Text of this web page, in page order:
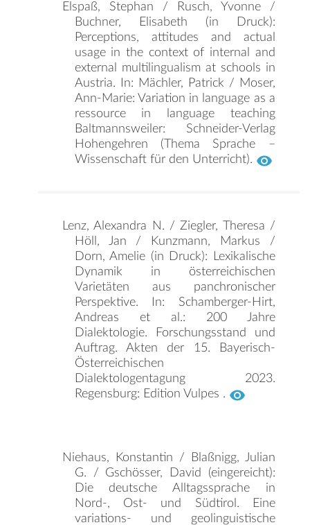
Elspaß, Stephan / Rusch, Yvonne /
Buchner, Elisabeth (in Druck):
Perceptions, attitudes and actual
usage in the context of internal and
external multilingualism at schools in
Austria. In: Mächler, Patrick / Moser,
Ann-Marie: Variation in language as a
ressource in language teaching
Baltmannsweiler: Schneider-Verlag
Hohengehren (Thema Sprache –
Wissenschaft für den Unterricht).
Niehaus, Konstantin / Blaßnigg, Julian
G. / Gschösser, David (eingereicht):
Die deutsche Alltagssprache in
Nord-, Ost- und Südtirol. Eine
variations- und geolinguistische
Lenz, Alexandra N. / Ziegler, Theresa /
Höll, Jan / Kunzmann, Markus /
Dorn, Amelie (in Druck): Lexikalische
Dynamik in österreichischen
Varietäten aus panchronischer
Perspektive. In: Schamberger-Hirt,
Andreas et al.: 200 Jahre
Dialektologie. Forschungsstand und
Auftrag. Akten der 15. Bayerisch-
Österreichischen
Dialektologentagung 2023.
Regensburg: Edition Vulpes .